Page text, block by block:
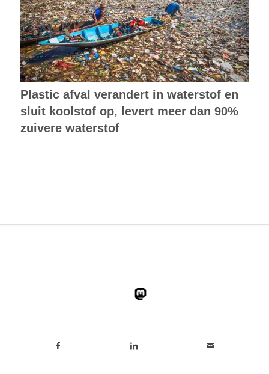
Plastic afval verandert in waterstof en
sluit koolstof op, levert meer dan 90%
zuivere waterstof